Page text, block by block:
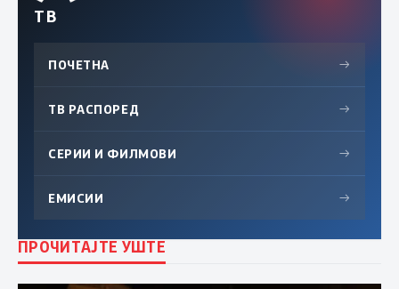
ТВ
ПОЧЕТНА →
ТВ РАСПОРЕД →
СЕРИИ И ФИЛМОВИ →
ЕМИСИИ →
ПРОЧИТАЈТЕ УШТЕ